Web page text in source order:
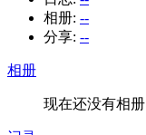
相册: --
分享: --
相册
现在还没有相册